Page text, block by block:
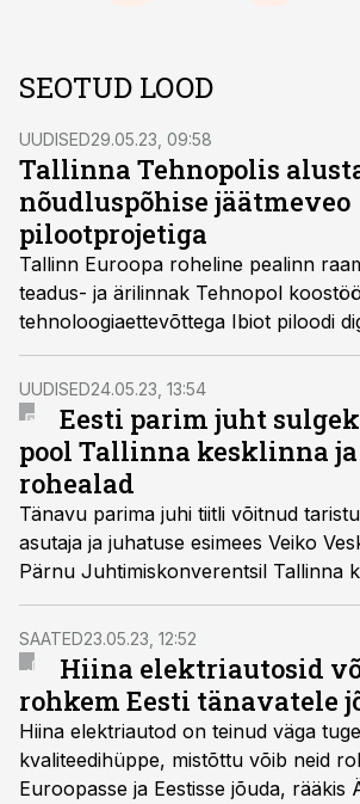
SEOTUD LOOD
UUDISED29.05.23, 09:58
Tallinna Tehnopolis
nõudluspõhise jäätmeveo
pilootprojetiga
Tallinn Euroopa roheline pealinn
teadus- ja ärilinnak Tehnopol
tehnoloogiaettevõttega Ibiot piloodi
jäätmevedu linnakus.
UUDISED24.05.23, 13:54
Eesti parim juht
pool Tallinna kesklinna
rohealad
Tänavu parima juhi tiitli võitnud
asutaja ja juhatuse esimees Veiko
Pärnu Juhtimiskonverentsil Tallinna
teetööde kontekstis, et ta paneks
sõiduautodele kinni ja teeks rohealad.
SAATED23.05.23, 12:52
Hiina elektriautosid
rohkem Eesti tänavatele
Hiina elektriautod on teinud väga
kvaliteedihüppe, mistõttu võib neid
Euroopasse ja Eestisse jõuda, rääkis